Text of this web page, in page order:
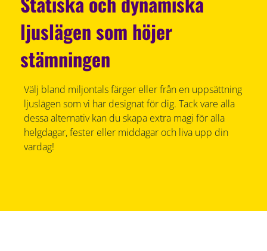
ljuslägen som höjer
stämningen
Välj bland miljontals färger eller från en uppsättning
ljuslägen som vi har designat för dig. Tack vare alla
dessa alternativ kan du skapa extra magi för alla
helgdagar, fester eller middagar och liva upp din
vardag!